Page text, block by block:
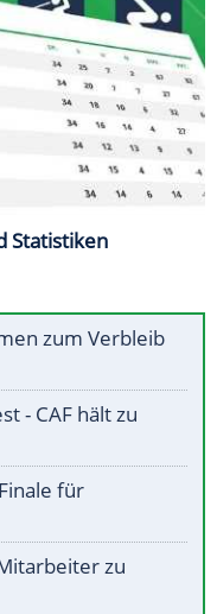
Statistiken
zum Verbleib
- CAF hält zu
für
zu